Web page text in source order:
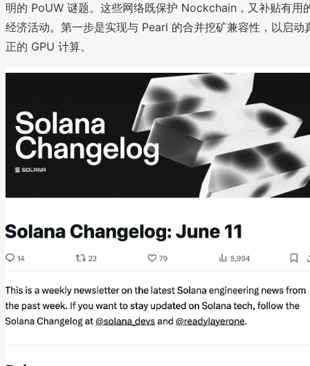
明的 PoUW 谜题。这些网络既保护 Nockchain，又补贴有用
经济活动。第一步是实现与 Pearl 的合并挖矿兼容性，以启动
正的 GPU 计算。